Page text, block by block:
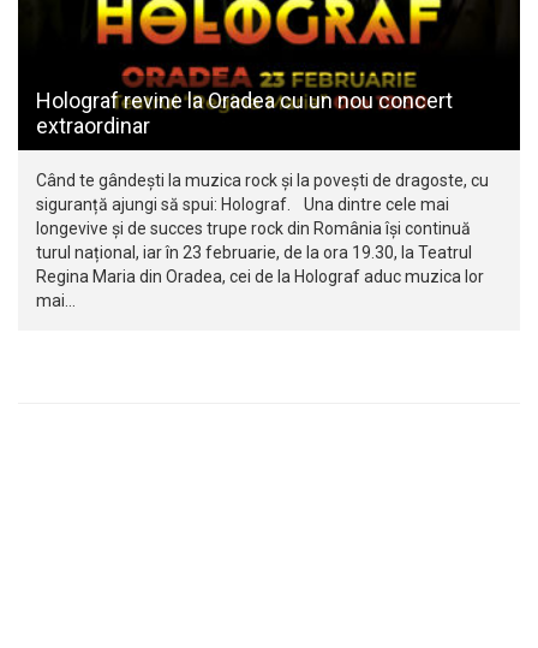
Holograf revine la Oradea cu un nou concert
extraordinar
Când te gândești la muzica rock și la povești de dragoste, cu
siguranță ajungi să spui: Holograf. Una dintre cele mai
longevive și de succes trupe rock din România își continuă
turul național, iar în 23 februarie, de la ora 19.30, la Teatrul
Regina Maria din Oradea, cei de la Holograf aduc muzica lor
mai…